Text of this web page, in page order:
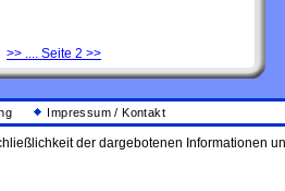
>> .... Seite 2 >>
Impressum / Kontakt
der dargebotenen Informationen